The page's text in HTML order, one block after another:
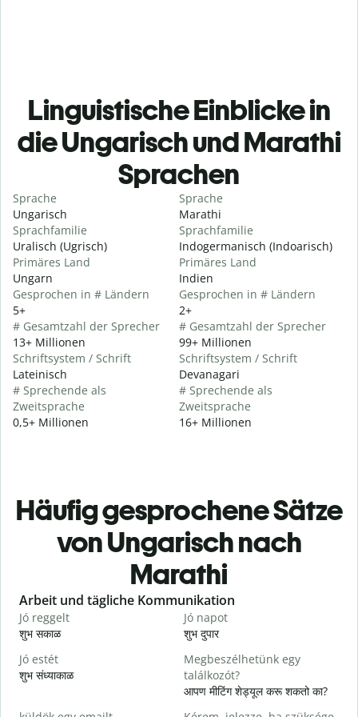
Linguistische Einblicke in
die Ungarisch und Marathi
Sprachen
Sprache
Ungarisch
Sprachfamilie
Uralisch (Ugrisch)
Primäres Land
Ungarn
Gesprochen in # Ländern
5+
# Gesamtzahl der Sprecher
13+ Millionen
Schriftsystem / Schrift
Lateinisch
# Sprechende als
Zweitsprache
0,5+ Millionen
Sprache
Marathi
Sprachfamilie
Indogermanisch (Indoarisch)
Primäres Land
Indien
Gesprochen in # Ländern
2+
# Gesamtzahl der Sprecher
99+ Millionen
Schriftsystem / Schrift
Devanagari
# Sprechende als
Zweitsprache
16+ Millionen
Häufig gesprochene Sätze
von Ungarisch nach
Marathi
Slide 1 of 6
Arbeit und tägliche Kommunikation
Jó reggelt
शुभ सकाळ
Jó napot
शुभ दुपार
Jó estét
शुभ संध्याकाळ
Megbeszélhetünk egy
találkozót?
आपण मीटिंग शेड्यूल करू शकतो का?